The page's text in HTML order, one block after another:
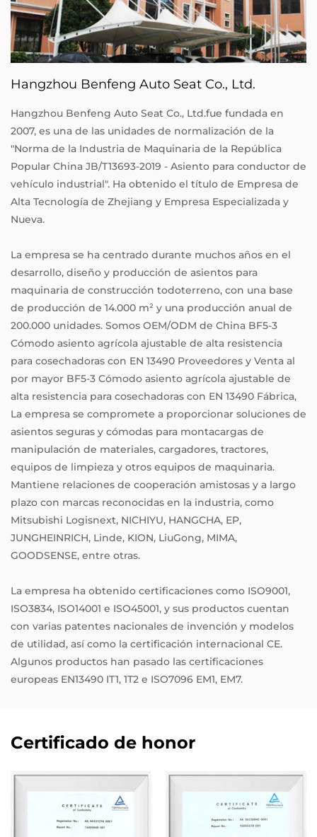
Hangzhou Benfeng Auto Seat Co., Ltd.
Hangzhou Benfeng Auto Seat Co., Ltd.fue fundada en
2007, es una de las unidades de normalización de la
"Norma de la Industria de Maquinaria de la República
Popular China JB/T13693-2019 - Asiento para conductor de
vehículo industrial". Ha obtenido el título de Empresa de
Alta Tecnología de Zhejiang y Empresa Especializada y
Nueva.
La empresa se ha centrado durante muchos años en el
desarrollo, diseño y producción de asientos para
maquinaria de construcción todoterreno, con una base
de producción de 14.000 m² y una producción anual de
200.000 unidades. Somos OEM/ODM de China BF5-3
Cómodo asiento agrícola ajustable de alta resistencia
para cosechadoras con EN 13490 Proveedores y Venta al
por mayor BF5-3 Cómodo asiento agrícola ajustable de
alta resistencia para cosechadoras con EN 13490 Fábrica,
La empresa se compromete a proporcionar soluciones de
asientos seguras y cómodas para montacargas de
manipulación de materiales, cargadores, tractores,
equipos de limpieza y otros equipos de maquinaria.
Mantiene relaciones de cooperación amistosas y a largo
plazo con marcas reconocidas en la industria, como
Mitsubishi Logisnext, NICHIYU, HANGCHA, EP,
JUNGHEINRICH, Linde, KION, LiuGong, MIMA,
GOODSENSE, entre otras.
La empresa ha obtenido certificaciones como ISO9001,
ISO3834, ISO14001 e ISO45001, y sus productos cuentan
con varias patentes nacionales de invención y modelos
de utilidad, así como la certificación internacional CE.
Algunos productos han pasado las certificaciones
europeas EN13490 IT1, 1T2 e ISO7096 EM1, EM7.
Certificado de honor